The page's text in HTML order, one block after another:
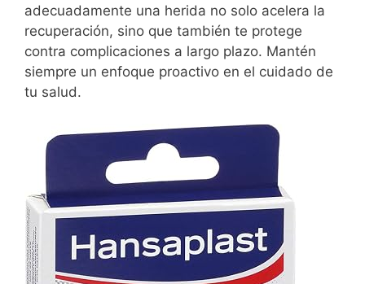
adecuadamente una herida no solo acelera la
recuperación, sino que también te protege
contra complicaciones a largo plazo. Mantén
siempre un enfoque proactivo en el cuidado de
tu salud.